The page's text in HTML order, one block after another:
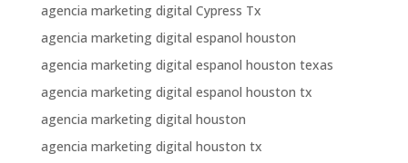
agencia marketing digital Cypress Tx
agencia marketing digital espanol houston
agencia marketing digital espanol houston texas
agencia marketing digital espanol houston tx
agencia marketing digital houston
agencia marketing digital houston tx